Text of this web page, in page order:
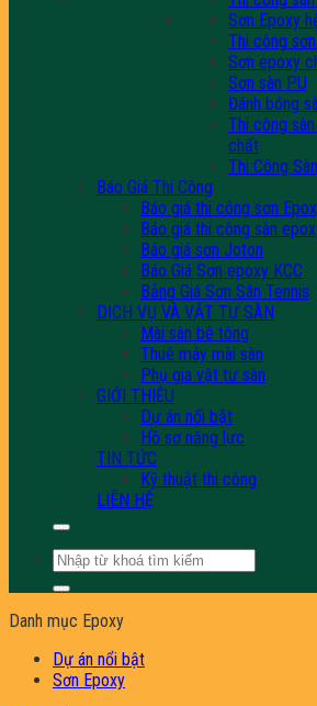
Sơn Epoxy
Thi công
Sơn epoxy
Sơn sàn PU
Đánh bóng
Thi công
chất
Thi Công
Báo Giá Thi Công
Báo giá thi công sơn
Báo giá thi công sàn
Báo giá sơn Joton
Báo Giá Sơn epoxy KCC
Bảng Giá Sơn Sân Tennis
DỊCH VỤ VÀ VẬT TƯ SÀN
Mài sàn bê tông
Thuê máy mài sàn
Phụ gia vật tư sàn
GIỚI THIỆU
Dự án nổi bật
Hồ sơ năng lực
TIN TỨC
Kỹ thuật thi công
LIÊN HỆ
Tìm
kiếm:
Danh mục Epoxy
Dự án nổi bật
Sơn Epoxy